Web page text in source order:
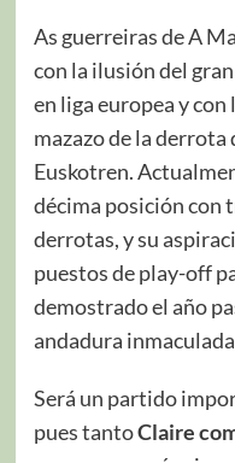
As guerreiras de A
con la ilusión del
en liga europea y
mazazo de la derrota
Euskotren.
décima posición con
derrotas, y su
puestos de play-off
demostrado el año
andadura
Será un partido
pues tantoClaire